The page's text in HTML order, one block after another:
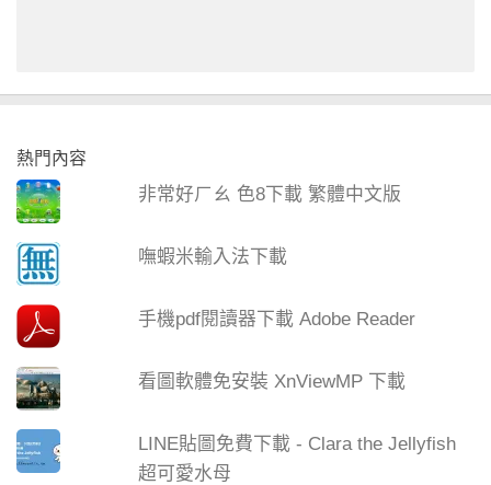
熱門內容
非常好ㄏㄠ 色8下載 繁體中文版
嘸蝦米輸入法下載
手機pdf閱讀器下載 Adobe Reader
看圖軟體免安裝 XnViewMP 下載
LINE貼圖免費下載 - Clara the Jellyfish
超可愛水母